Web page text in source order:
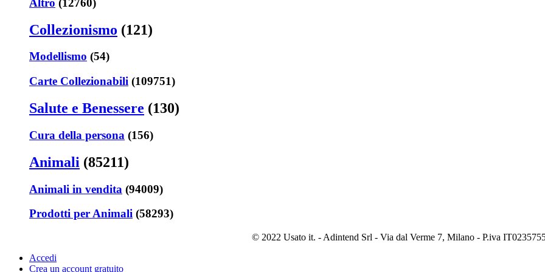
Collezionismo (121)
Modellismo (54)
Carte Collezionabili (109751)
Salute e Benessere (130)
Cura della persona (156)
Animali (85211)
Animali in vendita (94009)
Prodotti per Animali (58293)
© 2022 Usato it. - Adintend Srl - Via dal Verme 7, Milano - P.iva
Accedi
Crea un account gratuito